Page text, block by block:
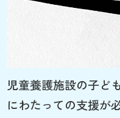
児童養護施設の子ど
にわたっての支援が